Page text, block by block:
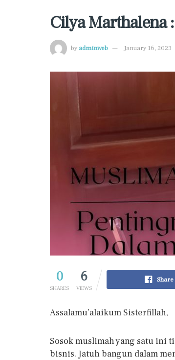
Cilya Marthalena
by adminweb January 16, 2023
0
SHARES
6
VIEWS
Share
Assalamu’alaikum Sisterfillah,
Sosok muslimah yang satu ini
bisnis. Jatuh bangun dalam